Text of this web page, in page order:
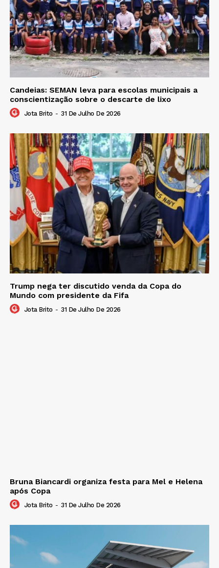
Candeias: SEMAN leva para escolas municipais a
conscientização sobre o descarte de lixo
Jota Brito - 31 De Julho De 2026
Trump nega ter discutido venda da Copa do
Mundo com presidente da Fifa
Jota Brito - 31 De Julho De 2026
Bruna Biancardi organiza festa para Mel e Helena
após Copa
Jota Brito - 31 De Julho De 2026